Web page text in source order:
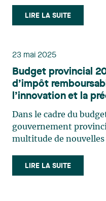
spécialisées en
des communications,
LIRE LA SUITE
23 mai 2025
Budget provincial
d’impôt
l’innovation et la
(CRIC)
Dans le cadre du
gouvernement
multitude de nouvelles
série de trois bulletins
trois de ces mesures,
LIRE LA SUITE